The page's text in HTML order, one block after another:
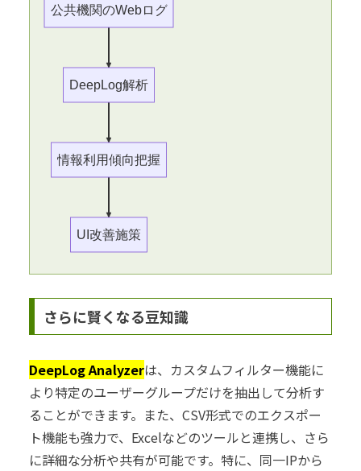
公共機関のWebログ
DeepLog解析
情報利用傾向把握
UI改善施策
さらに賢くなる豆知識
DeepLog Analyzerは、カスタムフィルター機能に
より特定のユーザーグループだけを抽出して分析す
ることができます。また、CSV形式でのエクスポー
ト機能も強力で、Excelなどのツールと連携し、さら
に詳細な分析や共有が可能です。特に、同一IPから